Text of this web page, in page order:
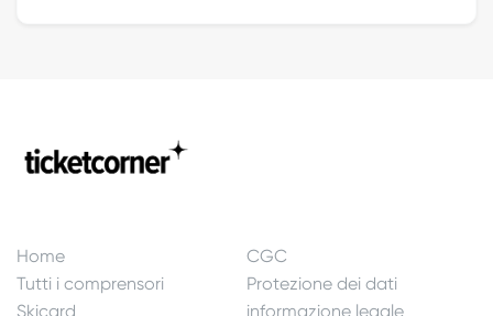
Home
CGC
Tutti i comprensori
Protezione dei dati
Skicard
informazione legale